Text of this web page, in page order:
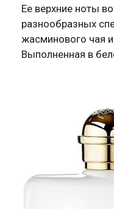
Ее верхние ноты
разнообразных
жасминового чая
Выполненная в